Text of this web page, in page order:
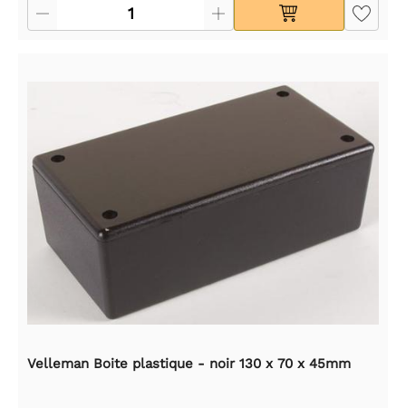
Velleman Boite plastique - noir 130 x 70 x 45mm